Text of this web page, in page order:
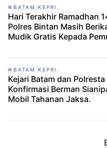
BATAM KEPRI.
Hari Terakhir Ramadhan
Polres Bintan Masih
Mudik Gratis Kepada
BATAM KEPRI.
Kejari Batam dan Polresta
Konfirmasi Berman
Mobil Tahanan Jaksa.